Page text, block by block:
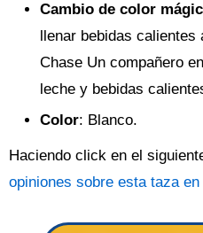
Cambio de color
llenar bebidas calientes
Chase Un compañero
leche y bebidas
Color: Blanco.
Haciendo click en el
opiniones sobre esta taza